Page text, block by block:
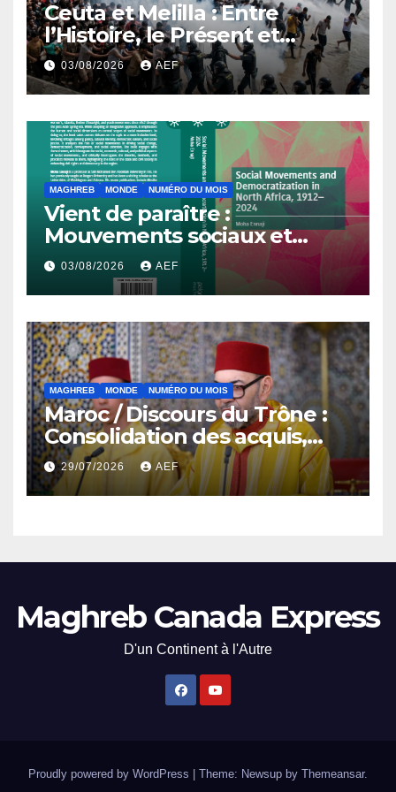
Ceuta et Melilla : Entre
l’Histoire, le Présent et
l’Avenir
03/08/2026 AEF
MAGHREB MONDE NUMÉRO DU MOIS
Vient de paraître :
Mouvements sociaux et
démocratisation en Afrique
du Nord, 1912-2024
03/08/2026 AEF
MAGHREB MONDE NUMÉRO DU MOIS
Maroc / Discours du Trône :
Consolidation des acquis,
résilience économique et
affirmation d’une
souveraineté stratégique
29/07/2026 AEF
Maghreb Canada Express
D'un Continent à l'Autre
Proudly powered by WordPress Theme: Newsup by Themeansar.